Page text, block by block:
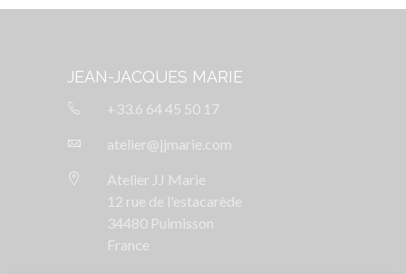
JEAN-JACQUES MARIE
+33.6 64 45 50 17
atelier@jjmarie.com
Atelier JJ Marie
12 rue de l'estacarède
34480 Puimisson
France